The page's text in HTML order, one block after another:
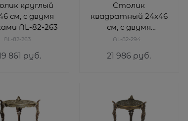
круглый
см, с двумя
AL-82-263
AL-82-263
861 руб.
Столик
квадратный 24х46
см, с двумя
полками AL-82-294
AL-82-294
21 986 руб.